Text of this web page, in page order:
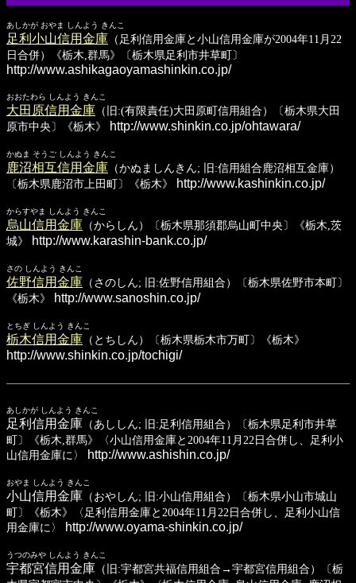
あしかが おやま しんよう きんこ
足利小山信用金庫 （足利信用金庫と小山信用金庫が2004年11月22
日合併）《栃木,群馬》〔栃木県足利市井草町〕
http://www.ashikagaoyamashinkin.co.jp/
おおたわら しんよう きんこ
大田原信用金庫 （旧:(有限責任)大田原町信用組合）〔栃木県大田
原市中央〕《栃木》
http://www.shinkin.co.jp/ohtawara/
かぬま そうご しんよう きんこ
鹿沼相互信用金庫 （かぬましんきん; 旧:信用組合鹿沼相互金庫）
〔栃木県鹿沼市上田町〕《栃木》
http://www.kashinkin.co.jp/
からすやま しんよう きんこ
烏山信用金庫 （からしん）〔栃木県那須郡烏山町中央〕《栃木,茨
城》
http://www.karashin-bank.co.jp/
さの しんよう きんこ
佐野信用金庫 （さのしん; 旧:佐野信用組合）〔栃木県佐野市本町〕
《栃木》
http://www.sanoshin.co.jp/
とちぎ しんよう きんこ
栃木信用金庫 （とちしん）〔栃木県栃木市万町〕《栃木》
http://www.shinkin.co.jp/tochigi/
あしかが しんよう きんこ
足利信用金庫 （あししん; 旧:足利信用組合）〔栃木県足利市井草
町〕《栃木,群馬》〈小山信用金庫と2004年11月22日合併し、足利小
山信用金庫に〉
http://www.ashishin.co.jp/
おやま しんよう きんこ
小山信用金庫 （おやしん; 旧:小山信用組合）〔栃木県小山市城山
町〕《栃木》〈足利信用金庫と2004年11月22日合併し、足利小山信
用金庫に〉
http://www.oyama-shinkin.co.jp/
うつのみや しんよう きんこ
宇都宮信用金庫 （旧:宇都宮共福信用組合→宇都宮信用組合）〔栃